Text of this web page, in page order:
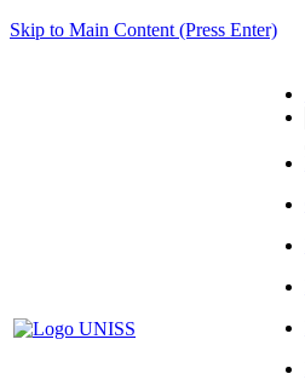
Skip to Main Content (Press Enter)